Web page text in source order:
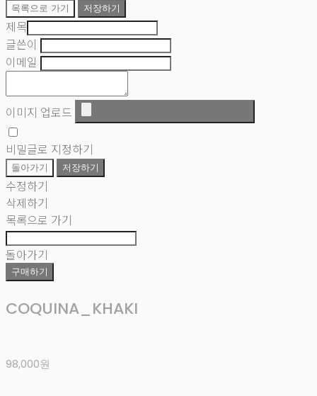
목록으로 가기 저장하기
제목
글쓴이
이메일
이미지 업로드
비밀글로 지정하기
돌아가기 저장하기
수정하기
삭제하기
목록으로 가기
돌아가기
구매하기
COQUINA_KHAKI
98,000원